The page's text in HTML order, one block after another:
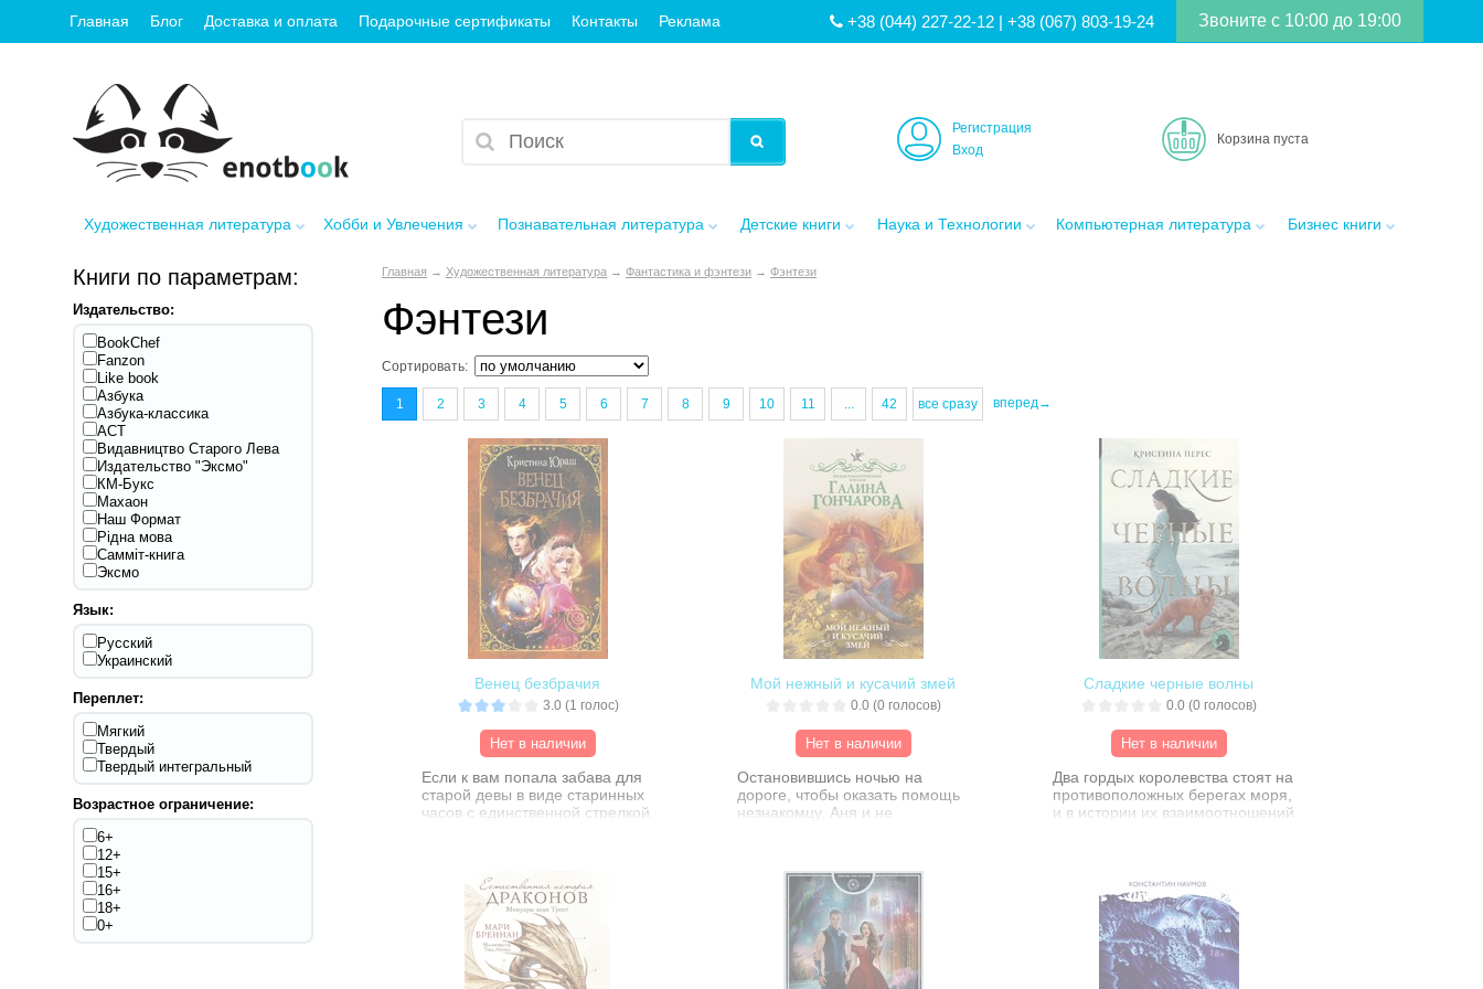
Главная Блог Доставка и оплата Подарочные сертификаты Контакты Реклама Звоните с 10:00 до 19:00
+38 (044) 227-22-12 |+38 (067) 803-19-24
Корзина пуста
Регистрация
Вход
Художественная литература Хобби и Увлечения Познавательная литература Детские книги Наука и Технологии Компьютерная литература Бизнес книги
Книги по параметрам:
Издательство:
BookChef
Fanzon
Like book
Азбука
Азбука-классика
АСТ
Видавництво Старого Лева
Издательство "Эксмо"
КМ-Букс
Махаон
Наш Формат
Рідна мова
Самміт-книга
Эксмо
Язык:
Русский
Украинский
Переплет:
Мягкий
Твердый
Твердый интегральный
Возрастное ограничение:
6+
12+
15+
16+
18+
0+
Главная → Художественная литература →Фантастика и фэнтези →Фэнтези
Фэнтези
Сортировать:
1 2 3 4 5 6 7 8 9 10 11 42 все сразу вперед→
Венец безбрачия
3.0(1 голос)
Нет в наличии
Если к вам попала забава для
старой девы в виде старинных
часов с единственной стрелкой,
Единственная ставка с вашей
стороны - любовь. Если вы
выигрываете, вас ждет самая
крепкая, самая счастливая
любовь на свете, а если
проигрываете, то на всю жизнь
Мой нежный и кусачий змей
0.0 (0 голосов)
Нет в наличии
Остановившись ночью на
дороге, чтобы оказать помощь
незнакомцу, Аня и не
василиском из другого мира, и
ему позарез надо вернуться
домой. А для этого хорошо бы
найти мага. Или ведьму. Или…
Как нет? А кто есть в вашем
мире? Криминальные личности,
Сладкие черные волны
0.0 (0 голосов)
Нет в наличии
Два гордых королевства стоят на
противоположных берегах моря,
и в истории их взаимоотношений
принцессы, Бранвен
руководствуется двумя
принципами: преданностью
Родине и ненавистью к врагам,
убившим ее родителей. Но когда
она неосознанно спасает жизнь